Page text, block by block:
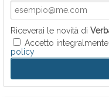
Riceverai le novità di
Accetto
policy